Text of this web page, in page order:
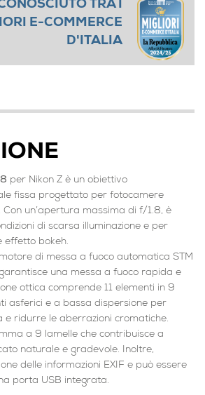
TRA I
E-COMMERCE
D'ITALIA
per Nikon Z è un obiettivo
fissa progettato per fotocamere
un’apertura massima di f/1.8, è
di scarsa illuminazione e per
effetto bokeh.
di messa a fuoco automatica STM
una messa a fuoco rapida e
ottica comprende 11 elementi in 9
asferici e a bassa dispersione per
e ridurre le aberrazioni cromatiche.
a 9 lamelle che contribuisce a
naturale e gradevole. Inoltre,
delle informazioni EXIF e può essere
porta USB integrata.